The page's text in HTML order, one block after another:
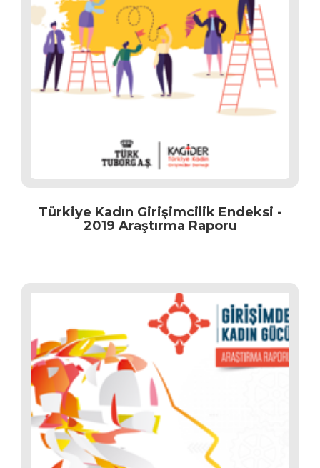
Türkiye Kadın Girişimcilik Endeksi -
2019 Araştırma Raporu